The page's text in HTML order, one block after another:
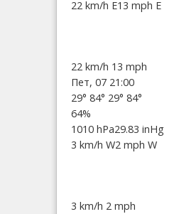
22 km/h E13 mph E
22 km/h 13 mph
Пет, 07 21:00
29° 84° 29° 84°
64%
1010 hPa29.83 inHg
3 km/h W2 mph W
3 km/h 2 mph